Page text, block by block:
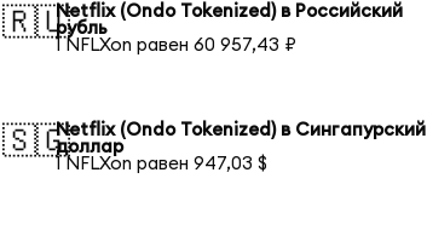
🇷🇺Netflix (Ondo Tokenized) в Российский
рубль
1 NFLXon равен 60 957,43 ₽
🇸🇬Netflix (Ondo Tokenized) в Сингапурский
доллар
1 NFLXon равен 947,03 $